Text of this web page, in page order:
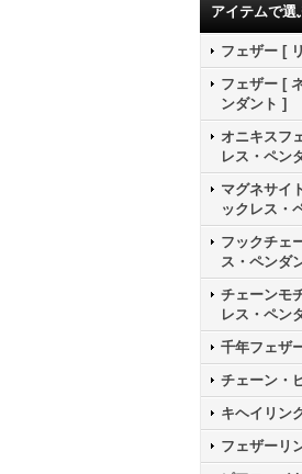
アイテムで選
フェザー [
フェザー [
ンダント ]
オニキスフ
レス・ペン
マグネサイ
ックレス・
フックチェ
ス・ペンダ
チェーンモ
レス・ペン
千年フェザ
チェーン・
キヘイリン
フェザー